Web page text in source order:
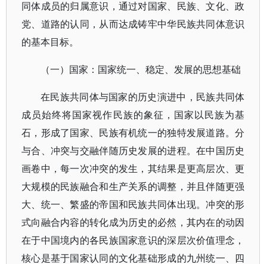
同体成员的归属意识，通过对国家、民族、文化、政
党、道路的认同，从而达成铸牢中华民族共同体意识
的基本目标。
（一）国家：国家统一、稳定、发展的思想基础
在民族共同体与国家的历史演进中，民族共同体
成员始终将国家视作民族的象征，国家以民族为基
石，形成了国家、民族有机统一的独特发展道路。分
与合、冲突与交融伴随历史发展的进程。在中国历史
画卷中，每一次冲突的发生，其结果是更高层次、更
大规模的民族融合和生产关系的调整，并且伴随更强
大、统一、繁盛的帝国和民族共同体出现。冲突的形
式向融合内容的转化成为历史的必然，其内在的动因
在于中国境内的各民族国家意识的深层次价值理念，
核心是基于国家认同的文化基础形成的九州统一、四